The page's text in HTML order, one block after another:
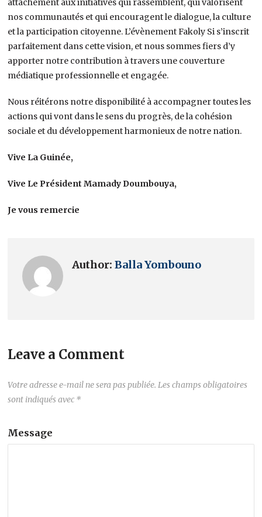
nos communautés et qui encouragent le dialogue, la culture
et la participation citoyenne. L’évènement Fakoly Si s’inscrit
parfaitement dans cette vision, et nous sommes fiers d’y
apporter notre contribution à travers une couverture
médiatique professionnelle et engagée.
Nous réitérons notre disponibilité à accompagner toutes les
actions qui vont dans le sens du progrès, de la cohésion
sociale et du développement harmonieux de notre nation.
Vive La Guinée,
Vive Le Président Mamady Doumbouya,
Je vous remercie
Author:Balla Yombouno
Leave a Comment
Votre adresse e-mail ne sera pas publiée. Les champs obligatoires
sont indiqués avec *
Message